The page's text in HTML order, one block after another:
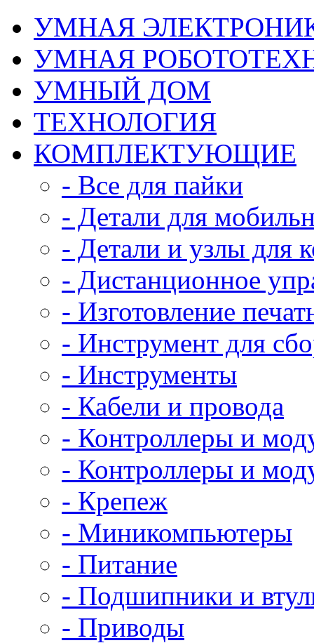
УМНАЯ
УМНАЯ
УМНЫЙ ДОМ
ТЕХНОЛОГИЯ
КОМПЛЕКТУЮЩИЕ
- Все для пайки
- Детали для
- Детали и узлы для
- Дистанционное
- Изготовление
- Инструмент для
- Инструменты
- Кабели и провода
- Контроллеры и
- Контроллеры и
- Крепеж
- Миникомпьютеры
- Питание
- Подшипники и
- Приводы